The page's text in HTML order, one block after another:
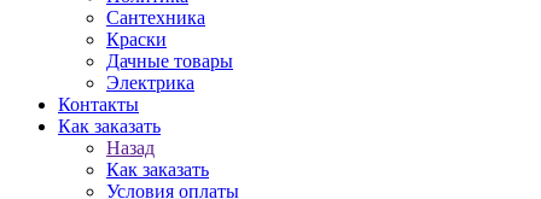
Сантехника
Краски
Дачные товары
Электрика
Контакты
Как заказать
Назад
Как заказать
Условия оплаты